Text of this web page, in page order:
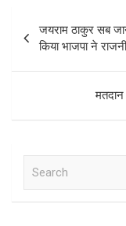
navigation
जयराम ठाकुर सब
किया भाजपा ने